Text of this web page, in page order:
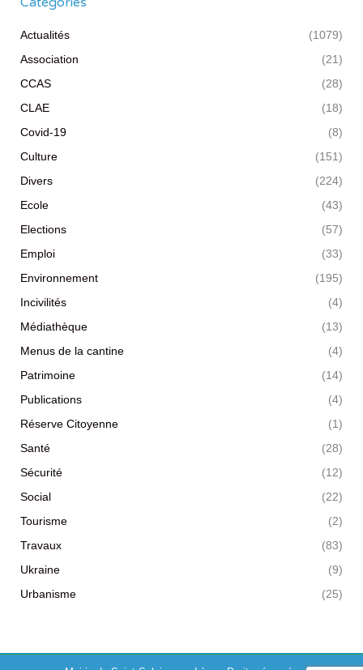
Actualités
(1079)
Association
(21)
CCAS
(28)
CLAE
(18)
Covid-19
(8)
Culture
(151)
Divers
(224)
Ecole
(43)
Elections
(57)
Emploi
(33)
Environnement
(195)
Incivilités
(4)
Médiathèque
(13)
Menus de la cantine
(4)
Patrimoine
(14)
Publications
(4)
Réserve Citoyenne
(1)
Santé
(28)
Sécurité
(12)
Social
(22)
Tourisme
(2)
Travaux
(83)
Ukraine
(9)
Urbanisme
(25)